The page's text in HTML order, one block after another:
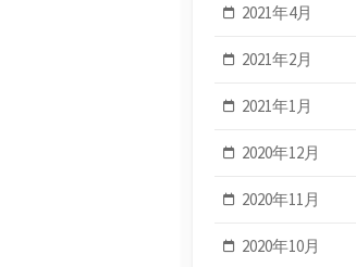
2021年4月
2021年2月
2021年1月
2020年12月
2020年11月
2020年10月